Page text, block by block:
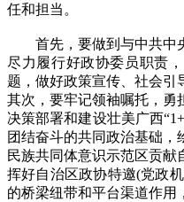
任和担当。
首先，要做到与中共中
尽力履行好政协委员职责
题，做好政策宣传、社会引
其次，要牢记领袖嘱托，勇
决策部署和建设壮美广西
团结奋斗的共同政治基础
民族共同体意识示范区贡
挥好自治区政协特邀(党政
的桥梁纽带和平台渠道作用